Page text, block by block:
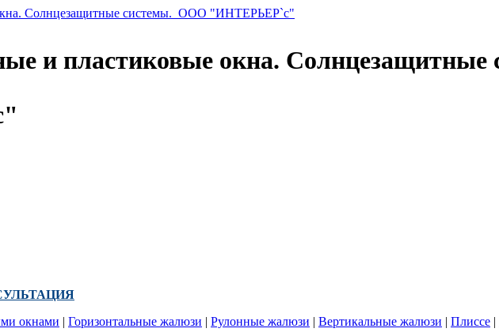
и пластиковые окна. Солнцезащитные
окнами | Горизонтальные жалюзи | Рулонные жалюзи | Вертикальные жалюзи | Плиссе |